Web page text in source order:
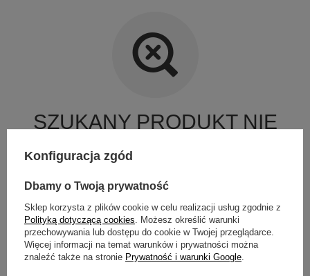
SZUKANY PRODUKT NIE
ZOSTAŁ ZNALEZIONY.
wyszukiwarki zaawansowanej
SZUKASZ PRODUKTU,
KTÓREGO NIE MAMY W
OFERCIE?
Konfiguracja zgód
Dbamy o Twoją prywatność
Sklep korzysta z plików cookie w celu realizacji usług zgodnie z
Polityką dotyczącą cookies. Możesz określić warunki
przechowywania lub dostępu do cookie w Twojej przeglądarce.
Więcej informacji na temat warunków i prywatności można
znaleźć także na stronie Prywatność i warunki Google.